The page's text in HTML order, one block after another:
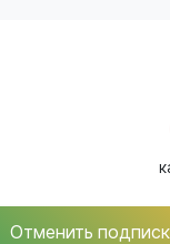
Отменить